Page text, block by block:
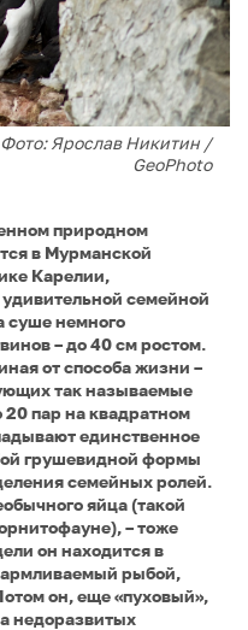
Ярослав Никитин /
GeoPhoto
природном
в Мурманской
Карелии,
удивительной семейной
суше немного
– до 40 см ростом.
от способа жизни –
так называемые
20 пар на квадратном
единственное
грушевидной формы
семейных ролей.
яйца (такой
– тоже
он находится в
рыбой,
он, еще «пуховый»,
недоразвитых